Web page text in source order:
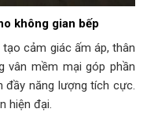
không gian bếp
cảm giác ấm áp, thân
vân mềm mại góp phần
đầy năng lượng tích cực.
hiện đại.